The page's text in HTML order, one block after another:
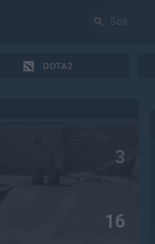
DOTA2
3
16